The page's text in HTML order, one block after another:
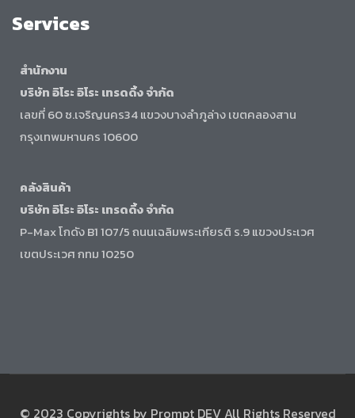
Services
สำนักงาน
บริษัท อิโระ อิโระ เทรดดิ้ง จำกัด
เลขที่ 60 ซ.เจริญนคร34 แขวงบางลำภูล่าง เขตคลองสาน
กรุงเทพมหานคร 10600
คลังสินค้า
บริษัท อิโระ อิโระ เทรดดิ้ง จำกัด
P-Max โกดัง B1 107/5 ถนนเฉลิมพระเกียรติ ร.9 แขวงประเวศ
เขตประเวศ กทม 10250
© 2023 Copyrights by Prompt DEV All Rights Reserved